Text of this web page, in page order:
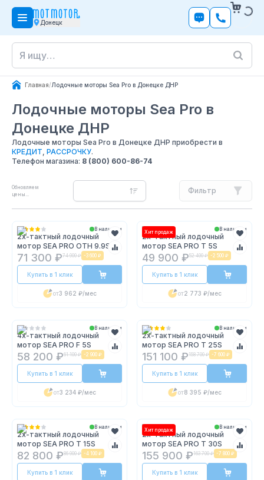
Донецк
Главная/Лодочные моторы Sea Pro в Донецке ДНР
Лодочные моторы Sea Pro в
Донецке ДНР
Лодочные моторы Sea Pro в Донецке ДНР приобрести в
КРЕДИТ, РАССРОЧКУ.
Телефон магазина: 8 (800) 600-86-74
Обновляем
цены...
Фильтр
В наличии
2х-тактный лодочный
мотор SEA PRO OTH 9.9S
71 300 ₽74 900 ₽ -3 600 ₽
Купить в 1 клик
от3 962 ₽/мес
Хит продаж В наличии
2х-тактный лодочный
мотор SEA PRO T 5S
49 900 ₽52 400 ₽ -2 500 ₽
Купить в 1 клик
от2 773 ₽/мес
В наличии
4х-тактный лодочный
мотор SEA PRO F 5S
58 200 ₽61 100 ₽ -2 900 ₽
Купить в 1 клик
от3 234 ₽/мес
В наличии
2х-тактный лодочный
мотор SEA PRO T 25S
151 100 ₽158 700 ₽ -7 600 ₽
Купить в 1 клик
от8 395 ₽/мес
В наличии
2х-тактный лодочный
мотор SEA PRO T 15S
82 800 ₽86 900 ₽ -4 100 ₽
Купить в 1 клик
Хит продаж В наличии
2х-тактный лодочный
мотор SEA PRO T 30S
155 900 ₽163 700 ₽ -7 800 ₽
Купить в 1 клик